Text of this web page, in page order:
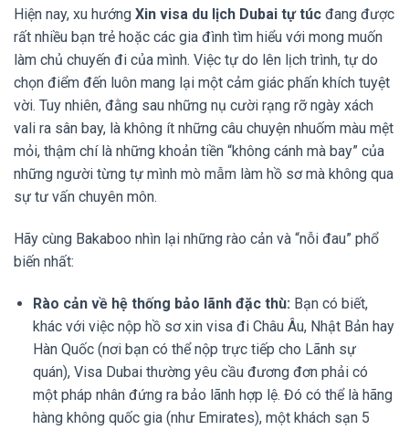
5. Đừng Để Những Thủ Tục Khô Khan Làm Trì
Hoãn Giấc Mơ Xa Hoa! Khởi Hành Cùng Bakaboo
Ngay Hôm Nay
Hiện nay, xu hướng Xin visa du lịch Dubai tự túc đang được
rất nhiều bạn trẻ hoặc các gia đình tìm hiểu với mong muốn
làm chủ chuyến đi của mình. Việc tự do lên lịch trình, tự do
chọn điểm đến luôn mang lại một cảm giác phấn khích tuyệt
vời. Tuy nhiên, đằng sau những nụ cười rạng rỡ ngày xách
vali ra sân bay, là không ít những câu chuyện nhuốm màu mệt
mỏi, thậm chí là những khoản tiền “không cánh mà bay” của
những người từng tự mình mò mẫm làm hồ sơ mà không qua
sự tư vấn chuyên môn.
Hãy cùng Bakaboo nhìn lại những rào cản và “nỗi đau” phổ
biến nhất:
Rào cản về hệ thống bảo lãnh đặc thù: Bạn có biết,
khác với việc nộp hồ sơ xin visa đi Châu Âu, Nhật Bản hay
Hàn Quốc (nơi bạn có thể nộp trực tiếp cho Lãnh sự
quán), Visa Dubai thường yêu cầu đương đơn phải có
một pháp nhân đứng ra bảo lãnh hợp lệ. Đó có thể là hãng
hàng không quốc gia (như Emirates), một khách sạn 5